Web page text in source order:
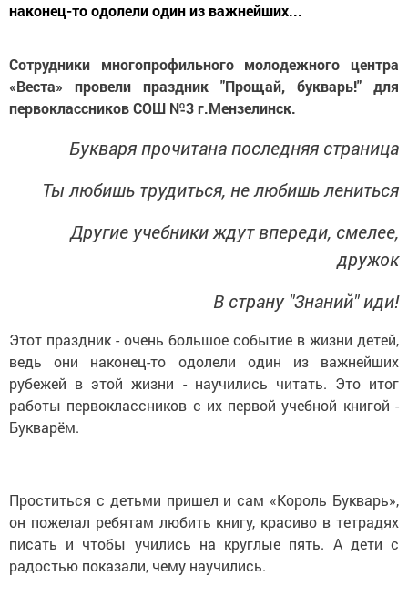
наконец-то одолели один из важнейших...
Сотрудники многопрофильного молодежного центра
«Веста» провели праздник "Прощай, букварь!" для
первоклассников СОШ №3 г.Мензелинск.
Букваря прочитана последняя страница
Ты любишь трудиться, не любишь лениться
Другие учебники ждут впереди, смелее,
дружок
В страну "Знаний" иди!
Этот праздник - очень большое событие в жизни детей,
ведь они наконец-то одолели один из важнейших
рубежей в этой жизни - научились читать. Это итог
работы первоклассников с их первой учебной книгой -
Букварём.
Проститься с детьми пришел и сам «Король Букварь»,
он пожелал ребятам любить книгу, красиво в тетрадях
писать и чтобы учились на круглые пять. А дети с
радостью показали, чему научились.